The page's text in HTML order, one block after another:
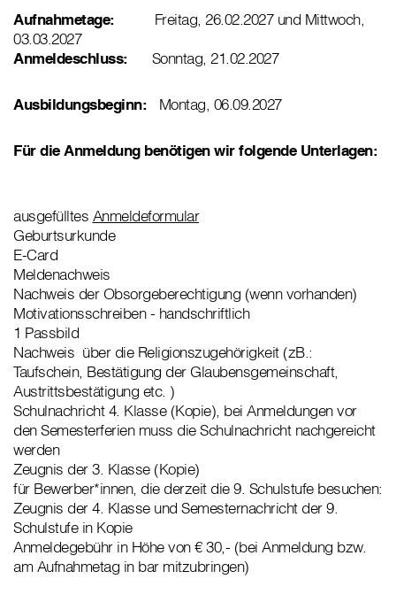
Aufnahmetage: Freitag, 26.02.2027 und Mittwoch,
03.03.2027
Anmeldeschluss: Sonntag, 21.02.2027
Ausbildungsbeginn: Montag, 06.09.2027
Für die Anmeldung benötigen wir folgende Unterlagen:
ausgefülltes Anmeldeformular
Geburtsurkunde
E-Card
Meldenachweis
Nachweis der Obsorgeberechtigung (wenn vorhanden)
Motivationsschreiben - handschriftlich
1 Passbild
Nachweis über die Religionszugehörigkeit (zB.:
Taufschein, Bestätigung der Glaubensgemeinschaft,
Austrittsbestätigung etc. )
Schulnachricht 4. Klasse (Kopie), bei Anmeldungen vor
den Semesterferien muss die Schulnachricht nachgereicht
werden
Zeugnis der 3. Klasse (Kopie)
für Bewerber*innen, die derzeit die 9. Schulstufe besuchen:
Zeugnis der 4. Klasse und Semesternachricht der 9.
Schulstufe in Kopie
Anmeldegebühr in Höhe von € 30,- (bei Anmeldung bzw.
am Aufnahmetag in bar mitzubringen)